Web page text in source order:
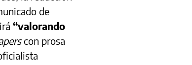
de
“valorando
con prosa